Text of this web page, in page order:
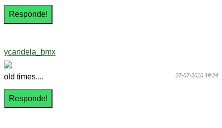
ycandela_bmx
27-07-2010 19:24
old times....